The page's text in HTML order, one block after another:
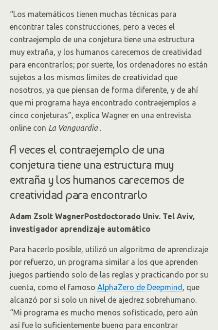
“Los matemáticos tienen muchas técnicas para
encontrar tales construcciones, pero a veces el
contraejemplo de una conjetura tiene una estructura
muy extraña, y los humanos carecemos de creatividad
para encontrarlos; por suerte, los ordenadores no están
sujetos a los mismos límites de creatividad que
nosotros, ya que piensan de forma diferente, y de ahí
que mi programa haya encontrado contraejemplos a
cinco conjeturas”, explica Wagner en una entrevista
online con La Vanguardia .
A veces el contraejemplo de una
conjetura tiene una estructura muy
extraña y los humanos carecemos de
creatividad para encontrarlo
Adam Zsolt WagnerPostdoctorado Univ. Tel Aviv,
investigador aprendizaje automático
Para hacerlo posible, utilizó un algoritmo de aprendizaje
por refuerzo, un programa similar a los que aprenden
juegos partiendo solo de las reglas y practicando por su
cuenta, como el famoso AlphaZero de Deepmind , que
alcanzó por si solo un nivel de ajedrez sobrehumano.
“Mi programa es mucho menos sofisticado, pero aún
así fue lo suficientemente bueno para encontrar